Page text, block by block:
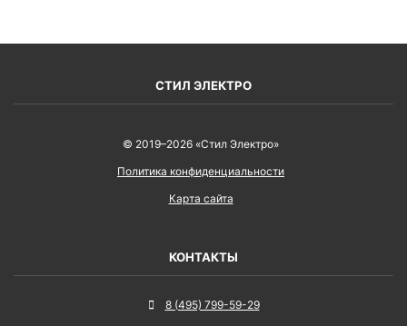
СТИЛ ЭЛЕКТРО
© 2019–2026 «Стил Электро»
Политика конфиденциальности
Карта сайта
КОНТАКТЫ
8 (495) 799-59-29